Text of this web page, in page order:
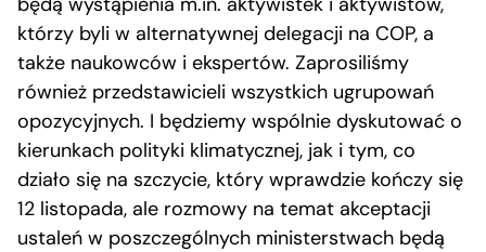
którzy byli w alternatywnej delegacji na COP, a
także naukowców i ekspertów. Zaprosiliśmy
również przedstawicieli wszystkich ugrupowań
opozycyjnych. I będziemy wspólnie dyskutować o
kierunkach polityki klimatycznej, jak i tym, co
działo się na szczycie, który wprawdzie kończy się
12 listopada, ale rozmowy na temat akceptacji
ustaleń w poszczególnych ministerstwach będą